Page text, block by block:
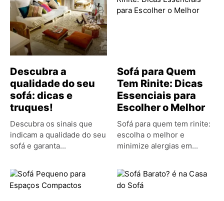
Descubra a
qualidade do seu
sofá: dicas e
truques!
Descubra os sinais que
indicam a qualidade do seu
sofá e garanta...
Sofá para Quem
Tem Rinite: Dicas
Essenciais para
Escolher o Melhor
Sofá para quem tem rinite:
escolha o melhor e
minimize alergias em...